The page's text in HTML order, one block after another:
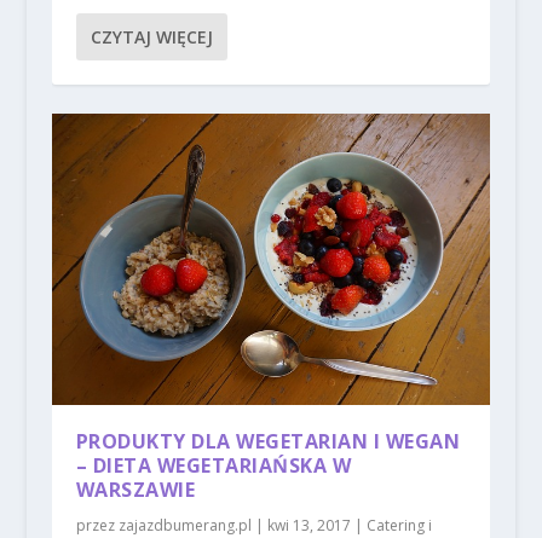
CZYTAJ WIĘCEJ
PRODUKTY DLA WEGETARIAN I WEGAN
– DIETA WEGETARIAŃSKA W
WARSZAWIE
przez zajazdbumerang.pl | kwi 13, 2017 | Catering i